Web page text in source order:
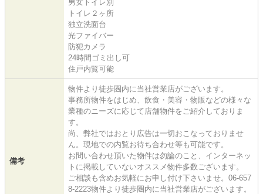
男女トイレ別
トイレ２ヶ所
独立洗面台
光ファイバー
防犯カメラ
24時間ゴミ出し可
住戸内覧可能
備考
物件より徒歩圏内に当社営業店がございます。
事務所物件をはじめ、飲食・美容・物販などの様々な
業種のニーズに応じて店舗物件をご紹介しておりま
す。
尚、弊社ではおとり広告は一切おこなっておりませ
ん。現地での内覧お待ち合わせ等も可能です。
お問い合わせ頂いた物件は勿論のこと、インターネッ
トに掲載していないオススメ物件多数ございます。
ご相談も含めお気軽にお申し付け下さいませ。06-657
8-2223物件より徒歩圏内に当社営業店がございます。